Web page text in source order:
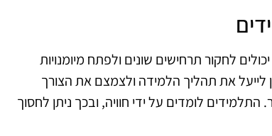
לחקור תרחישים שונים ולפתח מיומנויות
לייעל את תהליך הלמידה ולצמצם את הצורך
לומדים על ידי חוויה, ובכך ניתן לחסוך